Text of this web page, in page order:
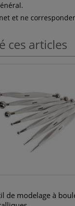
et ne
ces articles
de modelage à